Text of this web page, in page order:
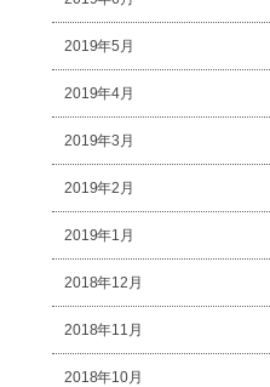
2019年5月
2019年4月
2019年3月
2019年2月
2019年1月
2018年12月
2018年11月
2018年10月